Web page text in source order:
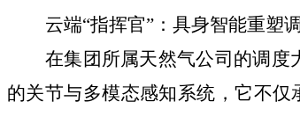
云端“指挥官”：具身智能重塑
在集团所属天然气公司的调度
的关节与多模态感知系统，它不